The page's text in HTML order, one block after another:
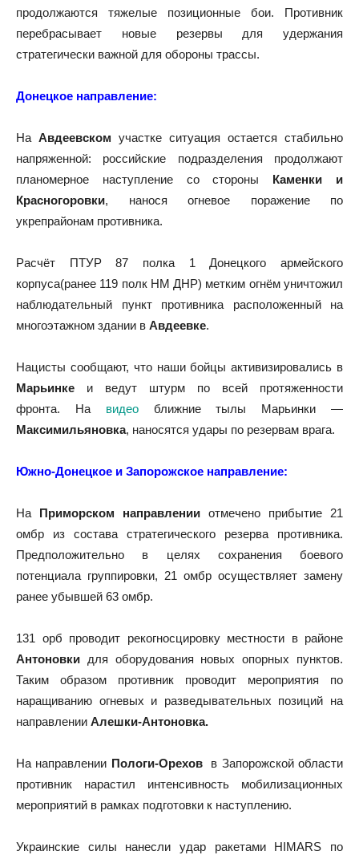
продолжаются тяжелые позиционные бои. Противник
перебрасывает новые резервы для удержания
стратегически важной для обороны трассы.
Донецкое направление:
На Авдеевском участке ситуация остается стабильно
напряженной: российские подразделения продолжают
планомерное наступление со стороны Каменки и
Красногоровки, нанося огневое поражение по
укрепрайонам противника.
Расчёт ПТУР 87 полка 1 Донецкого армейского
корпуса(ранее 119 полк НМ ДНР) метким огнём уничтожил
наблюдательный пункт противника расположенный на
многоэтажном здании в Авдеевке.
Нацисты сообщают, что наши бойцы активизировались в
Марьинке и ведут штурм по всей протяженности
фронта. На видеоближние тылы Марьинки —
Максимильяновка, наносятся удары по резервам врага.
Южно-Донецкое и Запорожское направление:
На Приморском направлении отмечено прибытие 21
омбр из состава стратегического резерва противника.
Предположительно в целях сохранения боевого
потенциала группировки, 21 омбр осуществляет замену
ранее убывшей 63 омбр.
131 орб проводит рекогносцировку местности в районе
Антоновки для оборудования новых опорных пунктов.
Таким образом противник проводит мероприятия по
наращиванию огневых и разведывательных позиций на
направлении Алешки-Антоновка.
На направлении Пологи-Орехов
в Запорожской области
противник нарастил интенсивность мобилизационных
мероприятий в рамках подготовки к наступлению.
Украинские силы нанесли удар ракетами HIMARS по